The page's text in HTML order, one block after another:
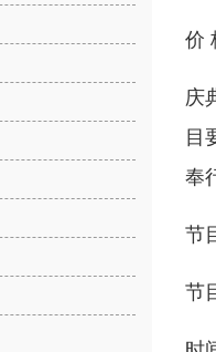
价
庆
目
奉
节
节